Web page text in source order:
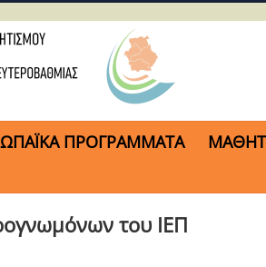
ΠΡΟΓΡΑΜΜΑΤΑ
του ΙΕΠ